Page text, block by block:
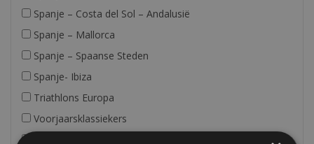
Spanje – Costa del Sol – Andalusië
Spanje – Mallorca
Spanje – Spaanse Steden
Spanje- Ibiza
Triathlons Europa
Voorjaarsklassiekers